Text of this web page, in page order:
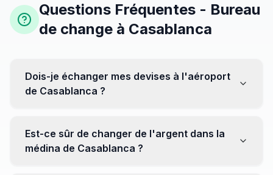
Questions Fréquentes - Bureau
de change à Casablanca
Dois-je échanger mes devises à l'aéroport
de Casablanca ?
être moins avantageux. Orientez-vous plutôt vers les
bureaux de change en ville pour obtenir de meilleurs
Est-ce sûr de changer de l'argent dans la
médina de Casablanca ?